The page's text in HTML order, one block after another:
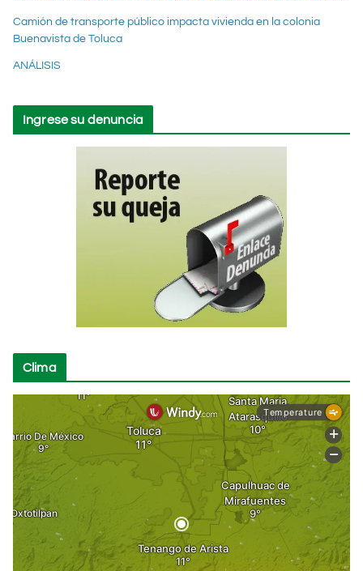
Camión de transporte público impacta vivienda en la colonia
Buenavista de Toluca
ANÁLISIS
Ingrese su denuncia
Clima